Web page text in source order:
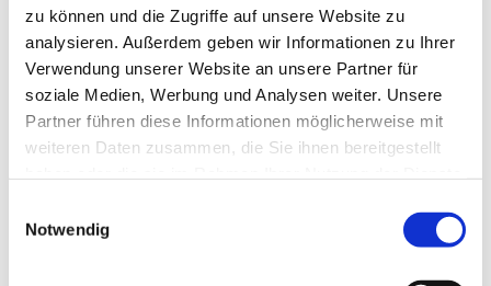
zu können und die Zugriffe auf unsere Website zu
analysieren. Außerdem geben wir Informationen zu Ihrer
Verwendung unserer Website an unsere Partner für
soziale Medien, Werbung und Analysen weiter. Unsere
Partner führen diese Informationen möglicherweise mit
weiteren Daten zusammen, die Sie ihnen bereitgestellt
Notwendig